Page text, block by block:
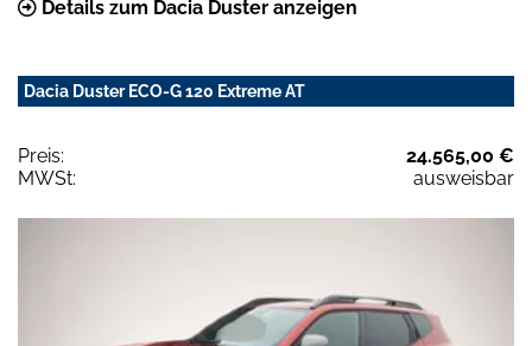
Details zum Dacia Duster anzeigen
Dacia Duster ECO-G 120 Extreme AT
Preis:
24.565,00 €
MWSt:
ausweisbar